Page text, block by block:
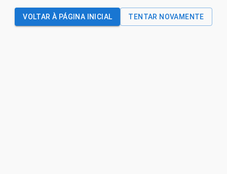
VOLTAR À PÁGINA INICIAL TENTAR NOVAMENTE